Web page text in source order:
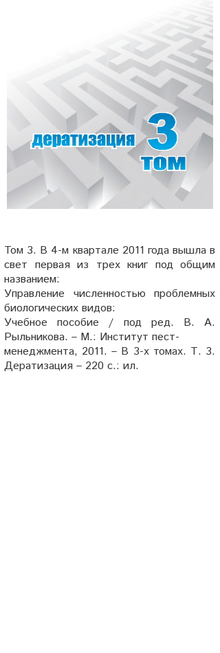
Том 3. В 4-м квартале 2011 года вышла в
свет первая из трех книг под общим
названием:
Управление численностью проблемных
биологических видов:
Учебное пособие / под ред. В. А.
Рыльникова. – М.: Институт пест-
менеджмента, 2011. – В 3-х томах. Т. 3.
Дератизация – 220 с.: ил.